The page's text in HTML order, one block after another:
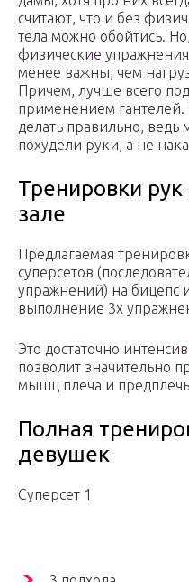
считают, что и без
тела можно обойтись.
физические
менее важны, чем
Причем, лучше всего
применением гантелей.
делать правильно, ведь
похудели руки, а не
Тренировки
зале
Предлагаемая
суперсетов
упражнений) на бицепс
выполнение 3х
Это достаточно
позволит значительно
мышц плеча и
Полная
девушек
Суперсет 1